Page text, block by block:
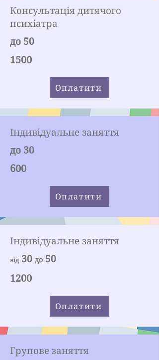
Консультація дитячого
психіатра
до 50
1500
Оплатити
Індивідуальне заняття
до 30
600
Оплатити
Індивідуальне заняття
від30 до 50
1200
Оплатити
Групове заняття